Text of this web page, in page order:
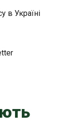
в Україні